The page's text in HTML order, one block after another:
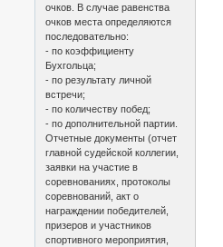
очков. В случае равенства
очков места определяются
последовательно:
- по коэффициенту
Бухгольца;
- по результату личной
встречи;
- по количеству побед;
- по дополнительной партии.
Отчетные документы (отчет
главной судейской коллегии,
заявки на участие в
соревнованиях, протоколы
соревнований, акт о
награждении победителей,
призеров и участников
спортивного мероприятия,